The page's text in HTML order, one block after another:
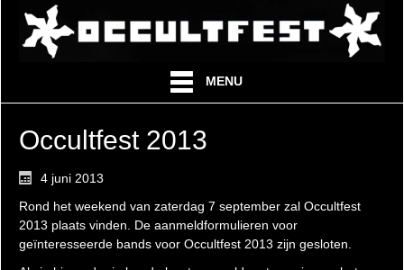
MENU
Occultfest 2013
4 juni 2013
Rond het weekend van zaterdag 7 september zal Occultfest
2013 plaats vinden. De aanmeldformulieren voor
geïnteresseerde bands voor Occultfest 2013 zijn gesloten.